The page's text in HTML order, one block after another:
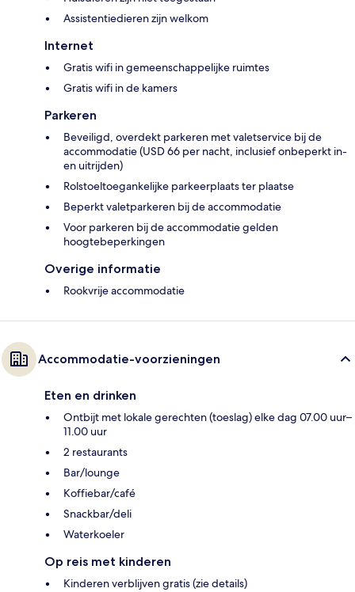
Assistentiedieren zijn welkom
Internet
Gratis wifi in gemeenschappelijke ruimtes
Gratis wifi in de kamers
Parkeren
Beveiligd, overdekt parkeren met valetservice bij de
accommodatie (USD 66 per nacht, inclusief onbeperkt in-
en uitrijden)
Rolstoeltoegankelijke parkeerplaats ter plaatse
Beperkt valetparkeren bij de accommodatie
Voor parkeren bij de accommodatie gelden
hoogtebeperkingen
Overige informatie
Rookvrije accommodatie
Accommodatie-voorzieningen
Eten en drinken
Ontbijt met lokale gerechten (toeslag) elke dag 07.00 uur–
11.00 uur
2 restaurants
Bar/lounge
Koffiebar/café
Snackbar/deli
Waterkoeler
Op reis met kinderen
Kinderen verblijven gratis (zie details)